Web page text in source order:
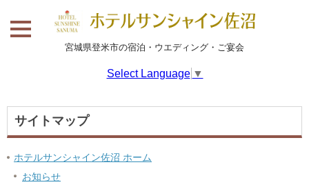
宮城県登米市の宿泊・ウエディング・ご宴会
Select Language ▼
サイトマップ
ホテルサンシャイン佐沼 ホーム
お知らせ